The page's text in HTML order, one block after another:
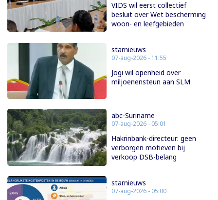
VIDS wil eerst collectief
besluit over Wet bescherming
woon- en leefgebieden
starnieuws
07-aug-2026 - 11:55
Jogi wil openheid over
miljoenensteun aan SLM
abc-Suriname
07-aug-2026 - 05:01
Hakrinbank-directeur: geen
verborgen motieven bij
verkoop DSB-belang
starnieuws
07-aug-2026 - 05:00